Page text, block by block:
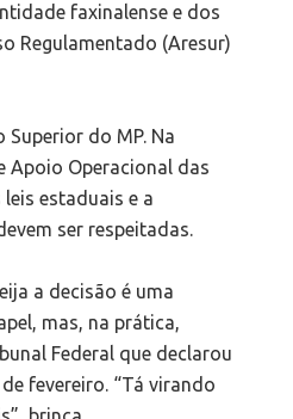
faxinalense e dos
Regulamentado (Aresur)
do MP. Na
Apoio Operacional das
estaduais e a
ser respeitadas.
a decisão é uma
mas, na prática,
Federal que declarou
fevereiro. “Tá virando